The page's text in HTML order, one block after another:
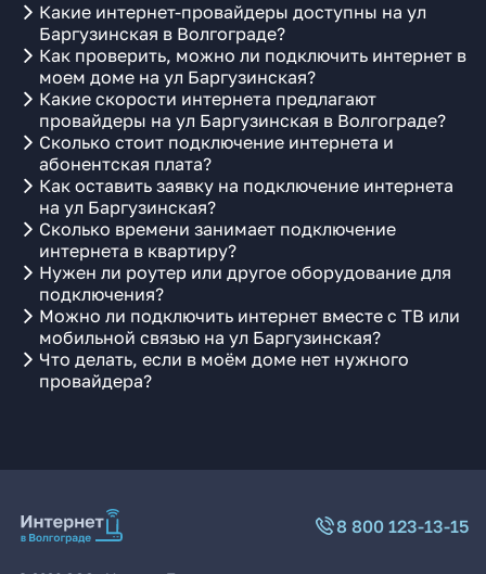
Какие интернет-провайдеры доступны на ул
Баргузинская в Волгограде?
Как проверить, можно ли подключить интернет в
моем доме на ул Баргузинская?
Какие скорости интернета предлагают
провайдеры на ул Баргузинская в Волгограде?
Сколько стоит подключение интернета и
абонентская плата?
Как оставить заявку на подключение интернета
на ул Баргузинская?
Сколько времени занимает подключение
интернета в квартиру?
Нужен ли роутер или другое оборудование для
подключения?
Можно ли подключить интернет вместе с ТВ или
мобильной связью на ул Баргузинская?
Что делать, если в моём доме нет нужного
провайдера?
8 800 123-13-15